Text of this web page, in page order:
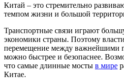
Китай – это стремительно
темпом жизни и большой
Транспортные связи играют
экономики страны. Поэтому
перемещение между важнейшими
можно быстрее и безопаснее.
что самые длинные мосты в мире
Китае.